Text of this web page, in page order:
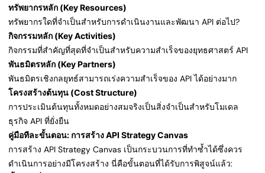
ทรัพยากรหลัก (Key Resources)
ทรัพยากรใดที่จำเป็นสำหรับการดำเนินงานและพัฒนา API ต่อไป?
กิจกรรมหลัก (Key Activities)
กิจกรรมที่สำคัญที่สุดที่จำเป็นสำหรับความสำเร็จของยุทธศาสตร์ API
พันธมิตรหลัก (Key Partners)
พันธมิตรเชิงกลยุทธ์สามารถเร่งความสำเร็จของ API ได้อย่างมาก
โครงสร้างต้นทุน (Cost Structure)
การประเมินต้นทุนทั้งหมดอย่างสมจริงเป็นสิ่งจำเป็นสำหรับโมเดล
ธุรกิจ API ที่ยั่งยืน
คู่มือทีละขั้นตอน: การสร้าง API Strategy Canvas
การสร้าง API Strategy Canvas เป็นกระบวนการที่ทำซ้ำได้ซึ่งควร
ดำเนินการอย่างมีโครงสร้าง นี่คือขั้นตอนที่ได้รับการพิสูจน์แล้ว: